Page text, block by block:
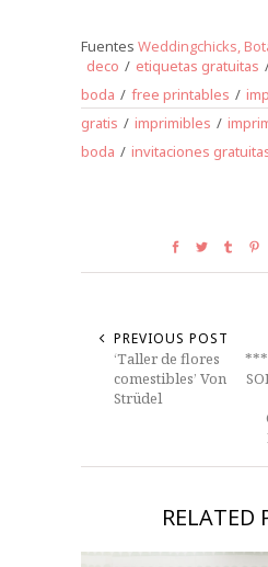
Fuentes Weddingchicks,
deco / etiquetas gratuitas
boda / free printables /
gratis / imprimibles /
boda / invitaciones
PREVIOUS POST
‘Taller de flores
comestibles’ Von
Strüdel
RELATED